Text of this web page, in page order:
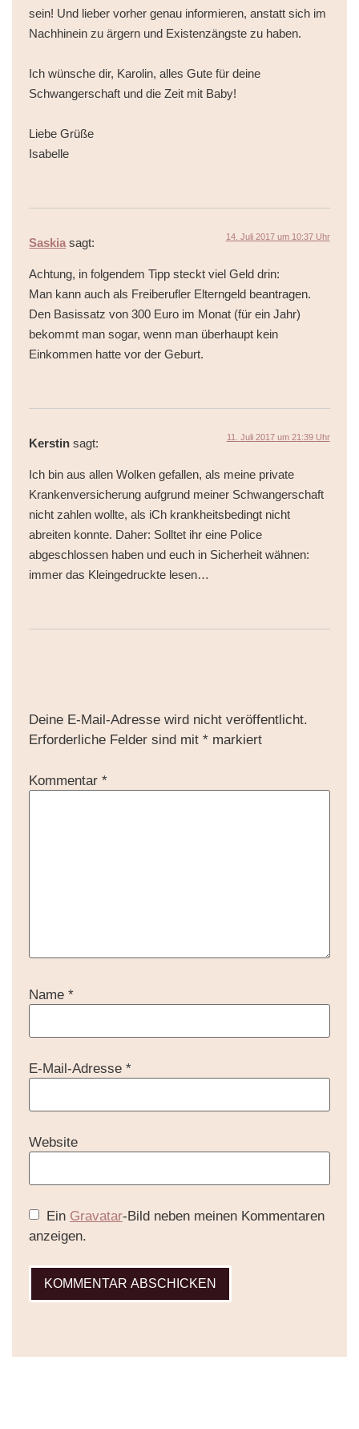
sein! Und lieber vorher genau informieren, anstatt sich im
Nachhinein zu ärgern und Existenzängste zu haben.
Ich wünsche dir, Karolin, alles Gute für deine
Schwangerschaft und die Zeit mit Baby!
Liebe Grüße
Isabelle
Saskia sagt: 14. Juli 2017 um 10:37 Uhr
Achtung, in folgendem Tipp steckt viel Geld drin:
Man kann auch als Freiberufler Elterngeld beantragen.
Den Basissatz von 300 Euro im Monat (für ein Jahr)
bekommt man sogar, wenn man überhaupt kein
Einkommen hatte vor der Geburt.
Kerstin sagt: 11. Juli 2017 um 21:39 Uhr
Ich bin aus allen Wolken gefallen, als meine private
Krankenversicherung aufgrund meiner Schwangerschaft
nicht zahlen wollte, als iCh krankheitsbedingt nicht
abreiten konnte. Daher: Solltet ihr eine Police
abgeschlossen haben und euch in Sicherheit wähnen:
immer das Kleingedruckte lesen…
Deine E-Mail-Adresse wird nicht veröffentlicht.
Erforderliche Felder sind mit* markiert
Kommentar*
Name*
E-Mail-Adresse*
Website
Ein Gravatar-Bild neben meinen Kommentaren
anzeigen.